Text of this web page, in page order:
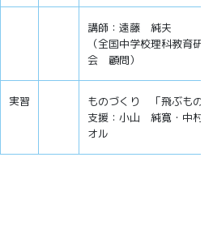
講師：遠藤 純夫
（全国中学校理科教育研究
会 顧問）
実習
ものづくり 「飛ぶもの」
支援：小山 純寛・中村
オル